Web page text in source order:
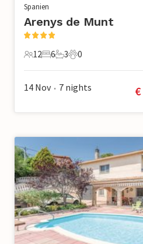
Spanien
Arenys de Munt
12 Gäste
12
6 Schlafzimmer
6
3 Badezimmer
3
0 Haustiere
0
14 Nov • 7 nights €